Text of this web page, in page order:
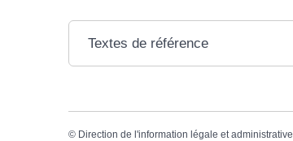
Textes de référence
© Direction de l'information légale et administrative